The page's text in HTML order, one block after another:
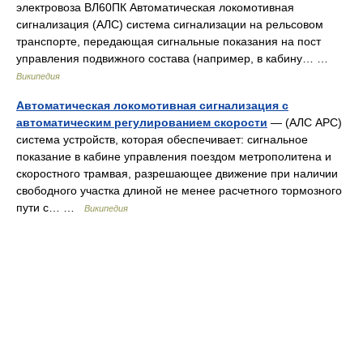
электровоза ВЛ60ПК Автоматическая локомотивная
сигнализация (АЛС) система сигнализации на рельсовом
транспорте, передающая сигнальные показания на пост
управления подвижного состава (например, в кабину… …
Википедия
Автоматическая локомотивная сигнализация с
автоматическим регулированием скорости — (АЛС АРС)
система устройств, которая обеспечивает: сигнальное
показание в кабине управления поездом метрополитена и
скоростного трамвая, разрешающее движение при наличии
свободного участка длиной не менее расчетного тормозного
пути с… …
Википедия